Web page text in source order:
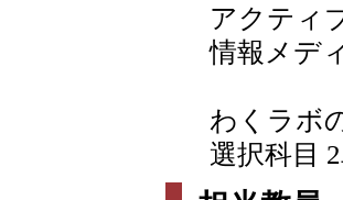
アクティ
情報メデ
わくラボ
選択科目